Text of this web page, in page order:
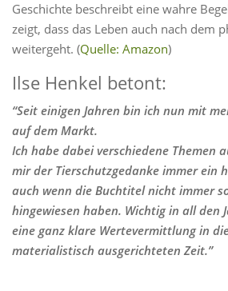
Geschichte beschreibt eine wahre
zeigt, dass das Leben auch nach dem
weitergeht. (Quelle: Amazon)
Ilse Henkel betont:
“Seit einigen Jahren bin ich nun mit
auf dem Markt.
Ich habe dabei verschiedene Themen
mir der Tierschutzgedanke immerein
auch wenn die Buchtitel nicht immer
hingewiesen haben. Wichtig in all den
eine ganz klare Wertevermittlung in
materialistisch ausgerichteten Zeit.”